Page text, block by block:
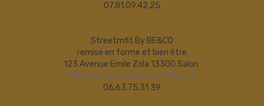
07.81.09.42.25
Streetmfit By BE&CO
remise en forme et bien être
123 Avenue Emile Zola 13300 Salon
http://contacts@streetmfit.com
06.63.75.31.39